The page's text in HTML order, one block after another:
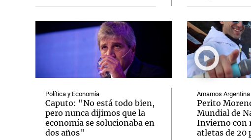
Política y Economía
Caputo: "No está todo bien,
pero nunca dijimos que la
economía se solucionaba en
dos años"
Amamos Argentina
Perito
Mundial de
Invierno con
atletas de 20